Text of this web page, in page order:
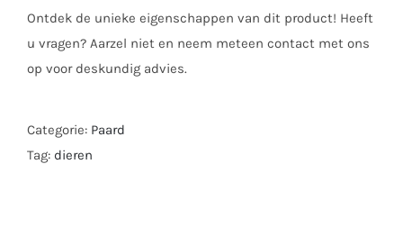
Ontdek de unieke eigenschappen van dit product! Heeft
u vragen? Aarzel niet en neem meteen contact met ons
op voor deskundig advies.
Categorie: Paard
Tag: dieren